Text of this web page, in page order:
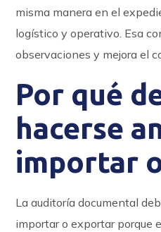
misma manera en el
logístico y operativo. Esa
observaciones y mejora el
Por qué
hacerse
importar
La auditoría documental
importar o exportar porque